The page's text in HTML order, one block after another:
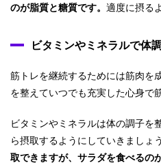
のが脂質と糖質です。 適度に摂る
ビタミンやミネラルで体
筋トレを継続するためには筋肉を
を整えていつでも充実した心身で
ビタミンやミネラルは体の調子を
ら摂取するようにしていきましょう
取できますが、サラダを食べるの